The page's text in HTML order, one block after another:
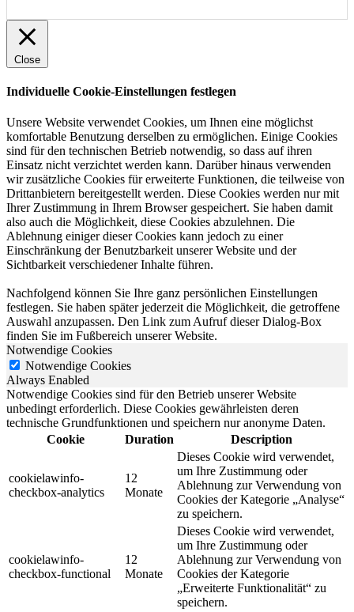
Close
Individuelle Cookie-Einstellungen festlegen
Unsere Website verwendet Cookies, um Ihnen eine möglichst
komfortable Benutzung derselben zu ermöglichen. Einige Cookies
sind für den technischen Betrieb notwendig, so dass auf ihren
Einsatz nicht verzichtet werden kann. Darüber hinaus verwenden
wir zusätzliche Cookies für erweiterte Funktionen, die teilweise von
Drittanbietern bereitgestellt werden. Diese Cookies werden nur mit
Ihrer Zustimmung in Ihrem Browser gespeichert. Sie haben damit
also auch die Möglichkeit, diese Cookies abzulehnen. Die
Ablehnung einiger dieser Cookies kann jedoch zu einer
Einschränkung der Benutzbarkeit unserer Website und der
Sichtbarkeit verschiedener Inhalte führen.
Nachfolgend können Sie Ihre ganz persönlichen Einstellungen
festlegen. Sie haben später jederzeit die Möglichkeit, die getroffene
Auswahl anzupassen. Den Link zum Aufruf dieser Dialog-Box
finden Sie im Fußbereich unserer Website.
Notwendige Cookies
Notwendige Cookies
Always Enabled
Notwendige Cookies sind für den Betrieb unserer Website
unbedingt erforderlich. Diese Cookies gewährleisten deren
technische Grundfunktionen und speichern nur anonyme Daten.
Cookie
Duration Description
cookielawinfo-
checkbox-analytics
12
Monate
Dieses Cookie wird verwendet,
um Ihre Zustimmung oder
Ablehnung zur Verwendung von
Cookies der Kategorie „Analyse“
zu speichern.
cookielawinfo-
checkbox-functional
12
Monate
Dieses Cookie wird verwendet,
um Ihre Zustimmung oder
Ablehnung zur Verwendung von
Cookies der Kategorie
„Erweiterte Funktionalität“ zu
speichern.